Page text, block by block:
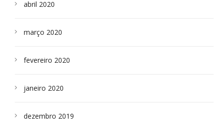
abril 2020
março 2020
fevereiro 2020
janeiro 2020
dezembro 2019